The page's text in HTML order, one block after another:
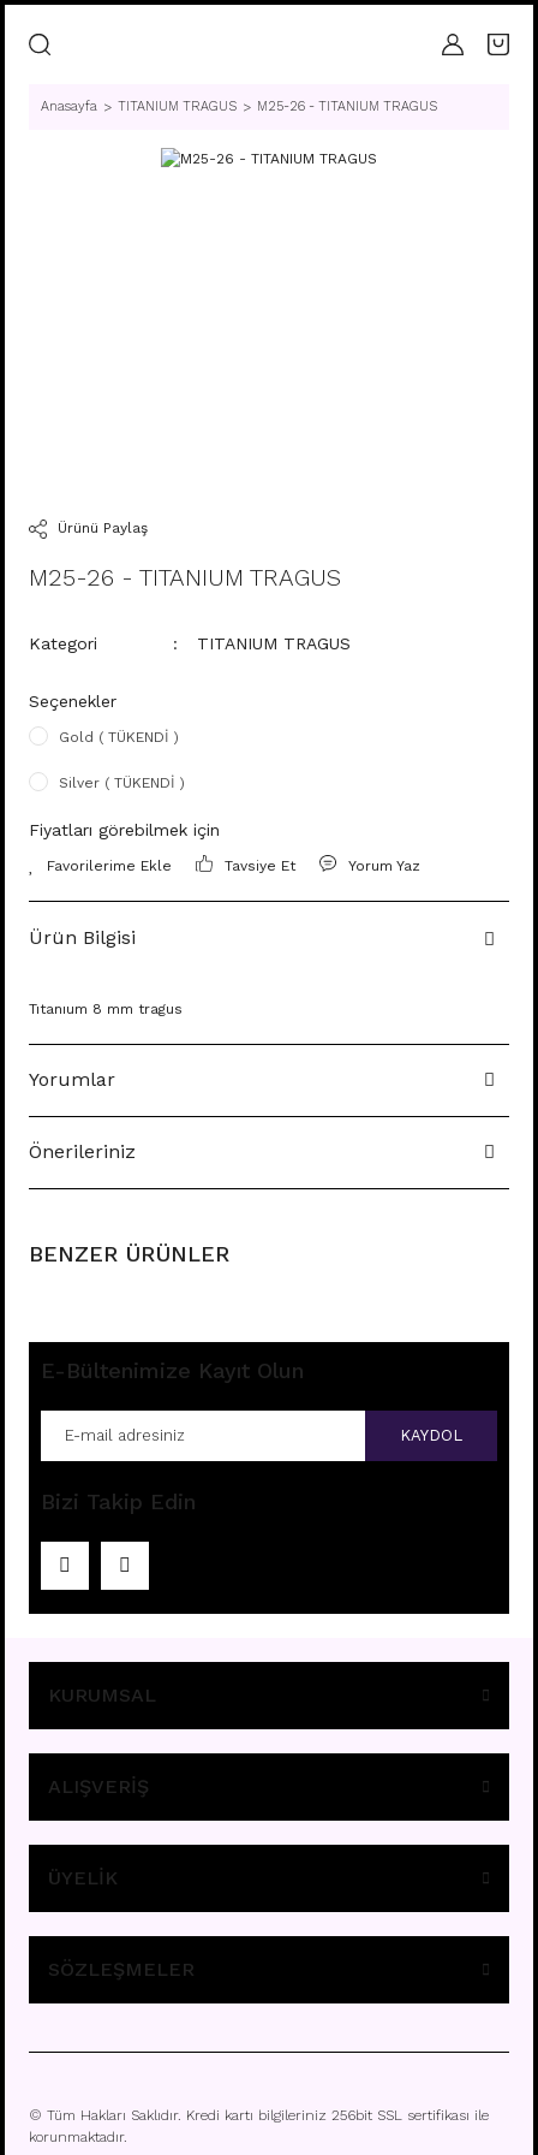
Anasayfa TITANIUM TRAGUS M25-26 - TITANIUM TRAGUS
Ürünü Paylaş
M25-26 - TITANIUM TRAGUS
Kategori TITANIUM TRAGUS
Seçenekler
Gold ( TÜKENDİ )
Silver ( TÜKENDİ )
Fiyatları görebilmek için
Tavsiye Et Yorum Yaz
Ürün Bilgisi
Tıtanıum 8 mm tragus
Yorumlar
Önerileriniz
BENZER ÜRÜNLER
Fiyatları görebilmek içinüye girişi yapınız.
E-Bültenimize Kayıt Olun
KAYDOL
Bizi Takip Edin
KURUMSAL
ALIŞVERİŞ
ÜYELİK
SÖZLEŞMELER
© Tüm Hakları Saklıdır. Kredi kartı bilgileriniz 256bit SSL sertifikası ile
korunmaktadır.